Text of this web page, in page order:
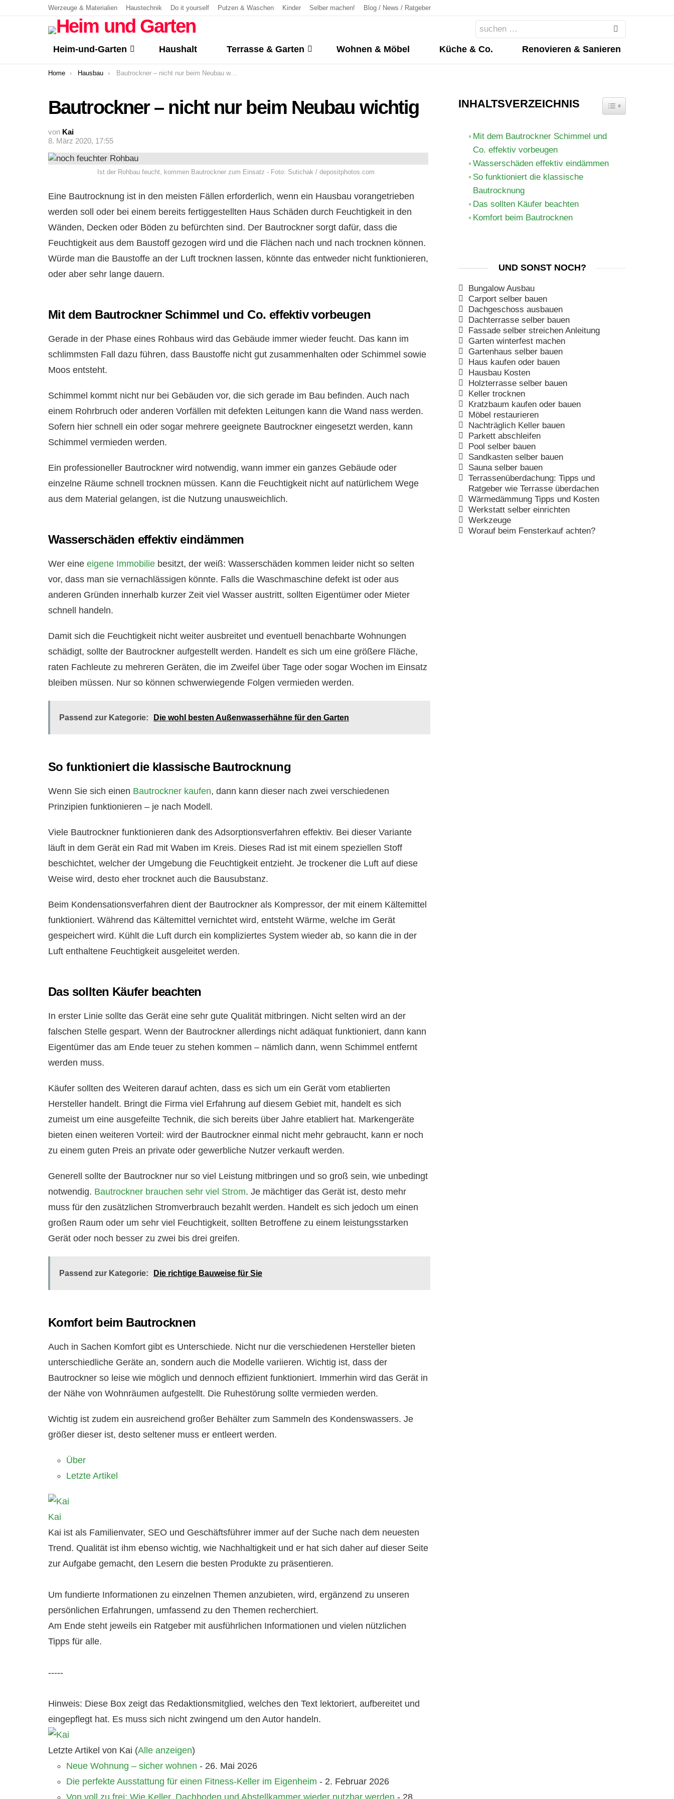
Werzeuge & Materialien Haustechnik Do it yourself Putzen & Waschen Kinder Selber machen! Blog / News / Ratgeber
for:
Heim-und-Garten Haushalt Terrasse & Garten Wohnen & Möbel Küche & Co. Renovieren & Sanieren
You are here:
Home Hausbau Bautrockner – nicht nur beim Neubau wichtig
Bautrockner – nicht nur beim Neubau wichtig
von Kai
8. März 2020, 17:55
Ist der Rohbau feucht, kommen Bautrockner zum Einsatz - Foto: Sutichak / depositphotos.com
Eine Bautrocknung ist in den meisten Fällen erforderlich, wenn ein Hausbau vorangetrieben
werden soll oder bei einem bereits fertiggestellten Haus Schäden durch Feuchtigkeit in den
Wänden, Decken oder Böden zu befürchten sind. Der Bautrockner sorgt dafür, dass die
Feuchtigkeit aus dem Baustoff gezogen wird und die Flächen nach und nach trocknen können.
Würde man die Baustoffe an der Luft trocknen lassen, könnte das entweder nicht funktionieren,
oder aber sehr lange dauern.
Mit dem Bautrockner Schimmel und Co. effektiv vorbeugen
Gerade in der Phase eines Rohbaus wird das Gebäude immer wieder feucht. Das kann im
schlimmsten Fall dazu führen, dass Baustoffe nicht gut zusammenhalten oder Schimmel sowie
Moos entsteht.
Schimmel kommt nicht nur bei Gebäuden vor, die sich gerade im Bau befinden. Auch nach
einem Rohrbruch oder anderen Vorfällen mit defekten Leitungen kann die Wand nass werden.
Sofern hier schnell ein oder sogar mehrere geeignete Bautrockner eingesetzt werden, kann
Schimmel vermieden werden.
Ein professioneller Bautrockner wird notwendig, wann immer ein ganzes Gebäude oder
einzelne Räume schnell trocknen müssen. Kann die Feuchtigkeit nicht auf natürlichem Wege
aus dem Material gelangen, ist die Nutzung unausweichlich.
Wasserschäden effektiv eindämmen
Wer eine eigene Immobilie besitzt, der weiß: Wasserschäden kommen leider nicht so selten
vor, dass man sie vernachlässigen könnte. Falls die Waschmaschine defekt ist oder aus
anderen Gründen innerhalb kurzer Zeit viel Wasser austritt, sollten Eigentümer oder Mieter
schnell handeln.
Damit sich die Feuchtigkeit nicht weiter ausbreitet und eventuell benachbarte Wohnungen
schädigt, sollte der Bautrockner aufgestellt werden. Handelt es sich um eine größere Fläche,
raten Fachleute zu mehreren Geräten, die im Zweifel über Tage oder sogar Wochen im Einsatz
bleiben müssen. Nur so können schwerwiegende Folgen vermieden werden.
Passend zur Kategorie: Die wohl besten Außenwasserhähne für den Garten
So funktioniert die klassische Bautrocknung
Wenn Sie sich einen Bautrockner kaufen, dann kann dieser nach zwei verschiedenen
Prinzipien funktionieren – je nach Modell.
Viele Bautrockner funktionieren dank des Adsorptionsverfahren effektiv. Bei dieser Variante
läuft in dem Gerät ein Rad mit Waben im Kreis. Dieses Rad ist mit einem speziellen Stoff
beschichtet, welcher der Umgebung die Feuchtigkeit entzieht. Je trockener die Luft auf diese
Weise wird, desto eher trocknet auch die Bausubstanz.
Beim Kondensationsverfahren dient der Bautrockner als Kompressor, der mit einem Kältemittel
funktioniert. Während das Kältemittel vernichtet wird, entsteht Wärme, welche im Gerät
gespeichert wird. Kühlt die Luft durch ein kompliziertes System wieder ab, so kann die in der
Luft enthaltene Feuchtigkeit ausgeleitet werden.
Das sollten Käufer beachten
In erster Linie sollte das Gerät eine sehr gute Qualität mitbringen. Nicht selten wird an der
falschen Stelle gespart. Wenn der Bautrockner allerdings nicht adäquat funktioniert, dann kann
Eigentümer das am Ende teuer zu stehen kommen – nämlich dann, wenn Schimmel entfernt
werden muss.
Käufer sollten des Weiteren darauf achten, dass es sich um ein Gerät vom etablierten
Hersteller handelt. Bringt die Firma viel Erfahrung auf diesem Gebiet mit, handelt es sich
zumeist um eine ausgefeilte Technik, die sich bereits über Jahre etabliert hat. Markengeräte
bieten einen weiteren Vorteil: wird der Bautrockner einmal nicht mehr gebraucht, kann er noch
zu einem guten Preis an private oder gewerbliche Nutzer verkauft werden.
Generell sollte der Bautrockner nur so viel Leistung mitbringen und so groß sein, wie unbedingt
notwendig. Bautrockner brauchen sehr viel Strom. Je mächtiger das Gerät ist, desto mehr
muss für den zusätzlichen Stromverbrauch bezahlt werden. Handelt es sich jedoch um einen
großen Raum oder um sehr viel Feuchtigkeit, sollten Betroffene zu einem leistungsstarken
Gerät oder noch besser zu zwei bis drei greifen.
Passend zur Kategorie: Die richtige Bauweise für Sie
Komfort beim Bautrocknen
Auch in Sachen Komfort gibt es Unterschiede. Nicht nur die verschiedenen Hersteller bieten
unterschiedliche Geräte an, sondern auch die Modelle variieren. Wichtig ist, dass der
Bautrockner so leise wie möglich und dennoch effizient funktioniert. Immerhin wird das Gerät in
der Nähe von Wohnräumen aufgestellt. Die Ruhestörung sollte vermieden werden.
Wichtig ist zudem ein ausreichend großer Behälter zum Sammeln des Kondenswassers. Je
größer dieser ist, desto seltener muss er entleert werden.
Über
Letzte Artikel
Kai
Kai ist als Familienvater, SEO und Geschäftsführer immer auf der Suche nach dem neuesten
Trend. Qualität ist ihm ebenso wichtig, wie Nachhaltigkeit und er hat sich daher auf dieser Seite
zur Aufgabe gemacht, den Lesern die besten Produkte zu präsentieren.
Um fundierte Informationen zu einzelnen Themen anzubieten, wird, ergänzend zu unseren
persönlichen Erfahrungen, umfassend zu den Themen recherchiert.
Am Ende steht jeweils ein Ratgeber mit ausführlichen Informationen und vielen nützlichen
Tipps für alle.
-----
Hinweis: Diese Box zeigt das Redaktionsmitglied, welches den Text lektoriert, aufbereitet und
eingepflegt hat. Es muss sich nicht zwingend um den Autor handeln.
Letzte Artikel von Kai (Alle anzeigen)
Neue Wohnung – sicher wohnen - 26. Mai 2026
Die perfekte Ausstattung für einen Fitness-Keller im Eigenheim - 2. Februar 2026
Von voll zu frei: Wie Keller, Dachboden und Abstellkammer wieder nutzbar werden - 28.
INHALTSVERZEICHNIS TOGGLE TABLE OF
Mit dem Bautrockner Schimmel und
Co. effektiv vorbeugen
Wasserschäden effektiv eindämmen
So funktioniert die klassische
Bautrocknung
Das sollten Käufer beachten
Komfort beim Bautrocknen
UND SONST NOCH?
Bungalow Ausbau
Carport selber bauen
Dachgeschoss ausbauen
Dachterrasse selber bauen
Fassade selber streichen Anleitung
Garten winterfest machen
Gartenhaus selber bauen
Haus kaufen oder bauen
Hausbau Kosten
Holzterrasse selber bauen
Keller trocknen
Kratzbaum kaufen oder bauen
Möbel restaurieren
Nachträglich Keller bauen
Parkett abschleifen
Pool selber bauen
Sandkasten selber bauen
Sauna selber bauen
Terrassenüberdachung: Tipps und
Ratgeber wie Terrasse überdachen
Wärmedämmung Tipps und Kosten
Werkstatt selber einrichten
Werkzeuge
Worauf beim Fensterkauf achten?